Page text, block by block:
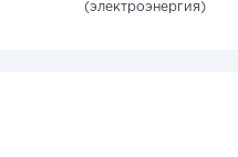
(электроэнергия)